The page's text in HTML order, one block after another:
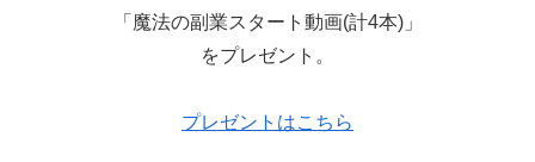
「魔法の副業スタート動画(計4本)」
をプレゼント。
プレゼントはこちら